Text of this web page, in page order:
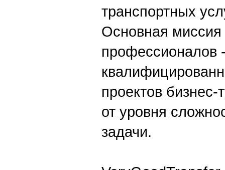
транспортных
Основная
профессионалов
проектов
от уровня
задачи.